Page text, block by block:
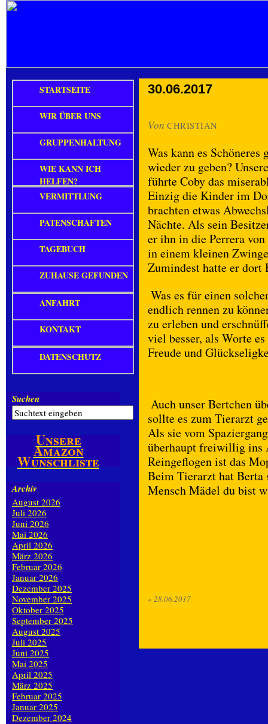
30.06.2017
Von CHRISTIAN
Was kann es
wieder zu geben?
führte Coby das
Einzig die Kinder im
brachten etwas
Nächte. Als sein
er ihn in die Perrera
in einem kleinen
Zumindest hatte er dort
Was es für einen
endlich rennen zu
zu erleben und
viel besser, als Worte
Freude und
Auch unser Bertchen
sollte es zum Tierarzt
Als sie vom
überhaupt freiwillig ins
Reingeflogen ist das
Beim Tierarzt hat Berta
Mensch Mädel du bist
« 28.06.2017
STARTSEITE
WIR ÜBER UNS
GRUPPENHALTUNG
WIE KANN ICH
HELFEN?
VERMITTLUNG
PATENSCHAFTEN
TAGEBUCH
ZUHAUSE GEFUNDEN
ANFAHRT
KONTAKT
DATENSCHUTZ
Suchen
Unsere
Amazon
Wunschliste
Archiv
August 2026
Juli 2026
Juni 2026
Mai 2026
April 2026
März 2026
Februar 2026
Januar 2026
Dezember 2025
November 2025
Oktober 2025
September 2025
August 2025
Juli 2025
Juni 2025
Mai 2025
April 2025
März 2025
Februar 2025
Januar 2025
Dezember 2024